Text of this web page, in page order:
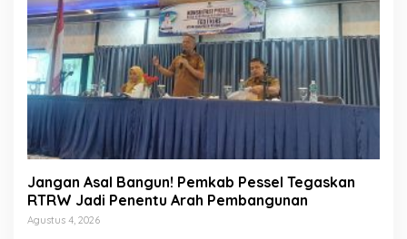
Jangan Asal Bangun! Pemkab Pessel Tegaskan
RTRW Jadi Penentu Arah Pembangunan
Agustus 4, 2026